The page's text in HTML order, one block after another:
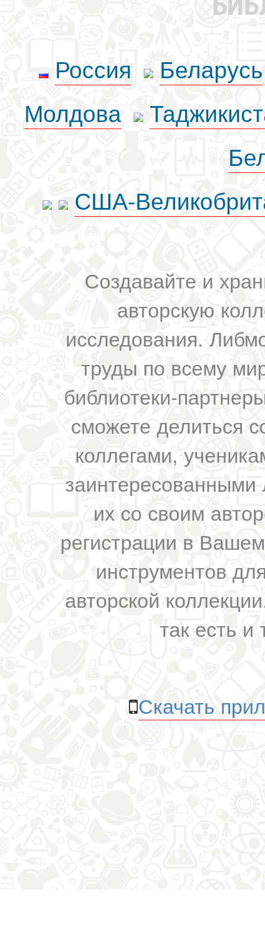
Россия
Беларусь
Молдова
США-
Создавайте и
авторскую
исследования.
труды по всему
библиотеки-
сможете делиться
коллегами,
их со своим
регистрации в
инструментов
авторской
так есть и
Скачать